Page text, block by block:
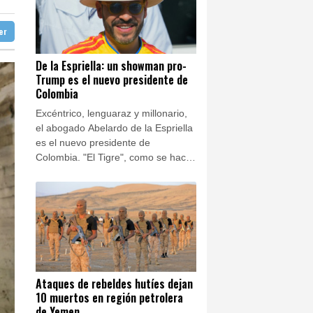
28 °C
28 °C
Ibiza
28 °C
José
26 °C
EEUU
of Light"
en una región petrolera
De la Espriella: un showman pro-
Trump es el nuevo presidente de
Colombia
Excéntrico, lenguaraz y millonario,
el abogado Abelardo de la Espriella
es el nuevo presidente de
Colombia. "El Tigre", como se hace
poder y promete derrotar al
poderoso narco de la mano de
Trump.
Ataques de rebeldes hutíes dejan
10 muertos en región petrolera